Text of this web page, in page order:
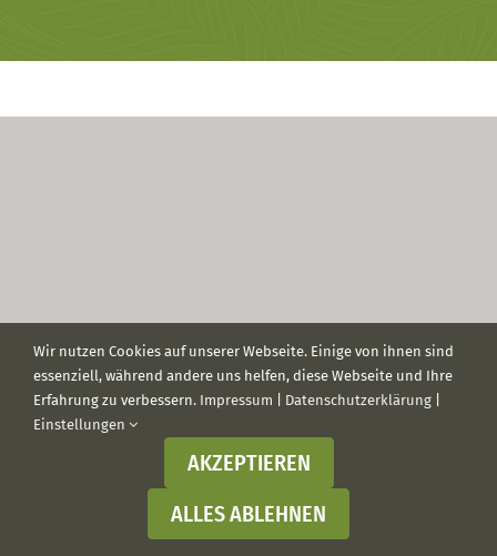
Wir nutzen Cookies auf unserer Webseite. Einige von ihnen sind
essenziell, während andere uns helfen, diese Webseite und Ihre
Erfahrung zu verbessern. Impressum Datenschutzerklärung
Einstellungen
AKZEPTIEREN
ALLES ABLEHNEN